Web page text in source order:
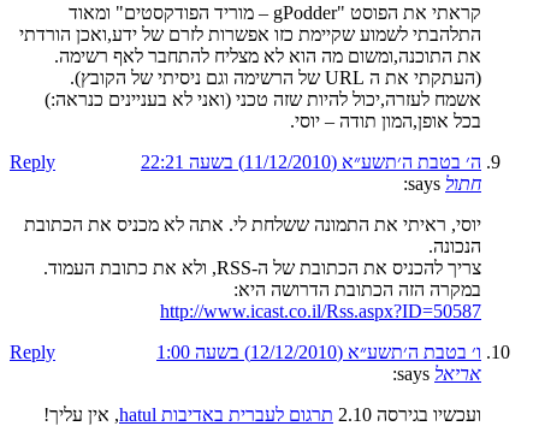
קראתי את הפוסט "gPodder – מוריד הפודקסטים" ומאוד
התלהבתי לשמוע שקיימת כזו אפשרות לזרם של ידע,ואכן הורדתי
את התוכנה,ומשום מה הוא לא מצליח להתחבר לאף רשימה.
(העתקתי את ה URL של הרשימה וגם ניסיתי של הקובץ).
אשמח לעזרה,יכול להיות שזה טכני (ואני לא בעניינים כנראה:)
בכל אופן,המון תודה – יוסי.
ה׳ בטבת ה׳תשע״א (11/12/2010) בשעה 22:21
Reply
חתול says:
יוסי, ראיתי את התמונה ששלחת לי. אתה לא מכניס את הכתובת
הנכונה.
צריך להכניס את הכתובת של ה-RSS, ולא את כתובת העמוד.
במקרה הזה הכתובת הדרושה היא:
http://www.icast.co.il/Rss.aspx?ID=50587
ו׳ בטבת ה׳תשע״א (12/12/2010) בשעה 1:00
Reply
אריאל says:
ועכשיו בגירסה 2.10
תרגום לעברית באדיבות hatul
, אין עליך!